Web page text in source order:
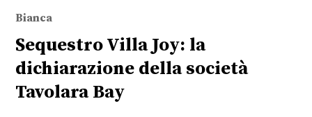
Bianca
Sequestro Villa Joy: la
dichiarazione della società
Tavolara Bay